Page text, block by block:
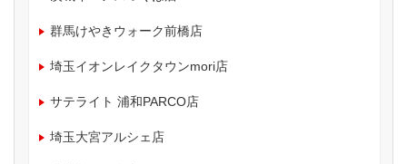
群馬けやきウォーク前橋店
埼玉イオンレイクタウンmori店
サテライト 浦和PARCO店
埼玉大宮アルシェ店